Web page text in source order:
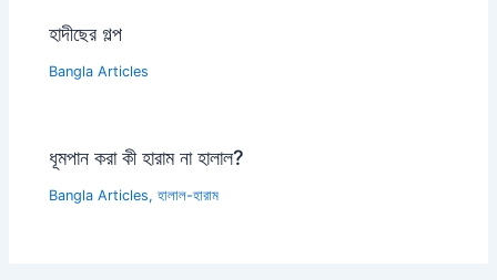
হাদীছের গল্প
Bangla Articles
ধূমপান করা কী হারাম না হালাল?
Bangla Articles,হালাল-হারাম